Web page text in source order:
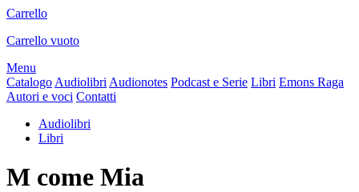
Carrello
Carrello vuoto
Menu
Catalogo Audiolibri Audionotes Podcast e Serie Libri Emons Raga
Autori e voci Contatti
Audiolibri
Libri
M come Mia